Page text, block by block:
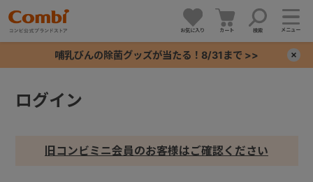
お気に入り カート 検索 メニュー
哺乳びんの除菌グッズが当たる！8/31まで >>
ログイン
旧コンビミニ会員のお客様はご確認ください